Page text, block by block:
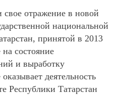
отражение в новой
национальной
принятой в 2013
состояние
и выработку
деятельность
Республики Татарстан